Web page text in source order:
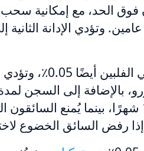
الحد، مع إمكانية سحب
وتؤدي الإدانة
يبلغ حد تركيز الكحول في
السائقين غير المحترفين لمدة 12 شهرًا،
رفض السائق الخضوع